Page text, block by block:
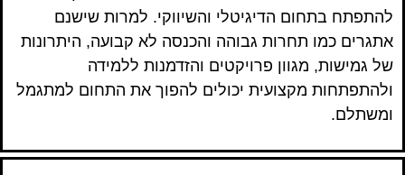
להתפתח בתחום הדיגיטלי והשיווקי. למרות שישנם
אתגרים כמו תחרות גבוהה והכנסה לא קבועה, היתרונות
של גמישות, מגוון פרויקטים והזדמנות ללמידה
ולהתפתחות מקצועית יכולים להפוך את התחום למתגמל
ומשתלם.